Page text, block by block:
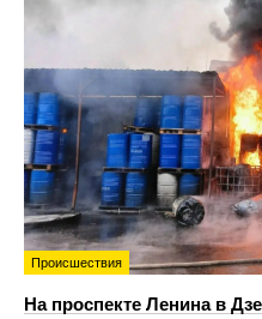
Происшествия
На проспекте Ленина в